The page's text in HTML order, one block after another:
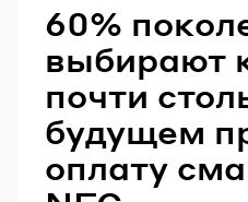
60%
выбирают
почти
будущем
оплату